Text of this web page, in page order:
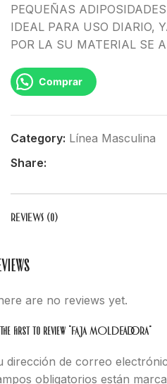
PEQUEÑAS
IDEAL PARA USO DIARIO,
POR LA SU MATERIAL SE
Comprar
Category: Línea Masculina
Share:
REVIEWS (0)
are no reviews yet.
first to review “FAJA MOLDEADORA”
dirección de correo
obligatorios están